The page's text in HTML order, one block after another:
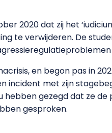
2020 dat zij het
te verwijderen. De
en begon pas in
incident met zijn
hebben gezegd dat ze
gesproken.